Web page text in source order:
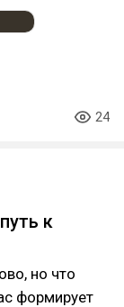
24
к
но что
формирует